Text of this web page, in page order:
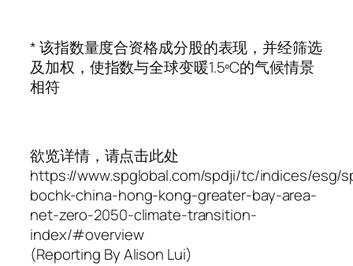
* 该指数量度合资格成分股的表现，并经筛选
及加权，使指数与全球变暖1.5ºC的气候情景
相符
欲览详情，请点击此处
https://www.spglobal.com/spdji/tc/indices/esg/
bochk-china-hong-kong-greater-bay-area-
net-zero-2050-climate-transition-
index/#overview
(Reporting By Alison Lui)